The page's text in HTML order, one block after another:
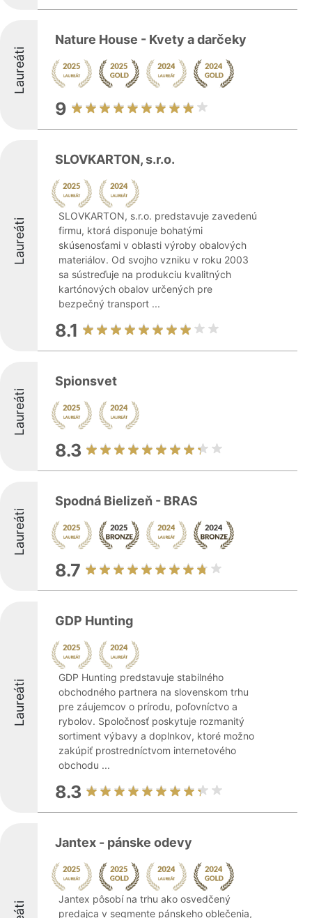
Laureáti
Nature House - Kvety a darčeky
9
Laureáti
SLOVKARTON, s.r.o.
SLOVKARTON, s.r.o. predstavuje zavedenú
firmu, ktorá disponuje bohatými
skúsenosťami v oblasti výroby obalových
materiálov. Od svojho vzniku v roku 2003
sa sústreďuje na produkciu kvalitných
kartónových obalov určených pre
bezpečný transport ...
8.1
Laureáti
Spionsvet
8.3
Laureáti
Spodná Bielizeň - BRAS
8.7
Laureáti
GDP Hunting
GDP Hunting predstavuje stabilného
obchodného partnera na slovenskom trhu
pre záujemcov o prírodu, poľovníctvo a
rybolov. Spoločnosť poskytuje rozmanitý
sortiment výbavy a doplnkov, ktoré možno
zakúpiť prostredníctvom internetového
obchodu ...
8.3
Jantex - pánske odevy
Jantex pôsobí na trhu ako osvedčený
predajca v segmente pánskeho oblečenia,